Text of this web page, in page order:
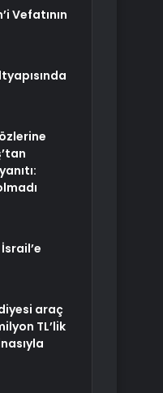
Vefatının
araç
TL’lik